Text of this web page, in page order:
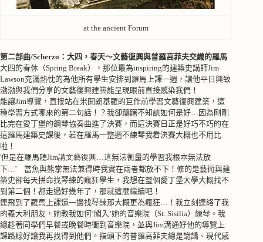
at the ancient Forum
第二部曲/Scherzo：大四，春天～文藝復興與普羅高菲夫交織的羅馬
大四的春休（Spring Break），那位最為inspiring的建築史講師Jim
Lawson充滿熱忱的為他所有學生安排到羅馬上課一週，讓他平日興致
渤渤與我們分享的文藝復興建築能呈現眼前直接感染我們！
能讓Jim導覽，直接站在米開朗基羅的巨作前學習文藝復興建築，這
種學習方式哪來的第二句話！？我卻躊躇不知該如何是好… 因為剛剛
比完在愛丁堡的鋼琴協奏曲進了決賽，而這決賽日正是好巧不巧的在
這羅馬建築史課後，若在羅馬一整週不練琴我看決賽大概也不用比
啦！
'但是在羅馬聽Jim講文藝復興…這無法衡量的學習我根本無法放
下…' 當魚與熊掌無法兼得時我實在兩者都放不下！修的是藝術與建
築史卻每天拼命找琴練的瘋狂學生，我想在整個愛丁堡大學大概找不
到第二個！都走過好幾年了，那就這麼繼續吧！
連飛到了羅馬上課還一邊找琴練那大概更為瘋狂… ！我立刻連絡了我
的義大利朋友，她教我如何‘闖入’她的音樂院（St. Sisilia）練琴。我
總趁著同學們早餐或晚餐時衝到音樂院，並與Jim溝通好他的導覽上
課路線好讓我再找得到他們。指頭下的普羅高菲夫總是詭譎、現代感